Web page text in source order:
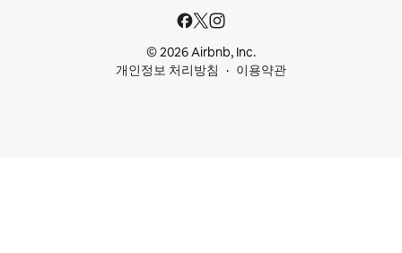
© 2026 Airbnb, Inc.
개인정보 처리방침
이용약관